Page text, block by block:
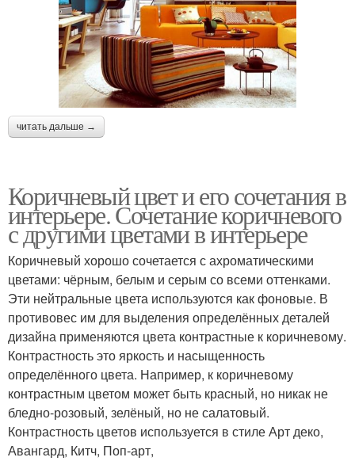
читать дальше →
Коричневый цвет и его сочетания в
интерьере. Сочетание коричневого
с другими цветами в интерьере
Коричневый хорошо сочетается с ахроматическими
цветами: чёрным, белым и серым со всеми оттенками.
Эти нейтральные цвета используются как фоновые. В
противовес им для выделения определённых деталей
дизайна применяются цвета контрастные к коричневому.
Контрастность это яркость и насыщенность
определённого цвета. Например, к коричневому
контрастным цветом может быть красный, но никак не
бледно-розовый, зелёный, но не салатовый.
Контрастность цветов используется в стиле Арт деко,
Авангард, Китч, Поп-арт,